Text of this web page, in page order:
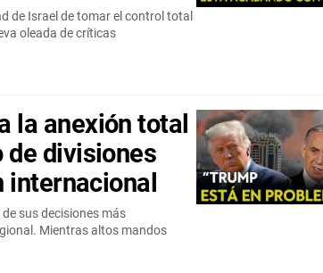
de Israel de tomar el control total
oleada de críticas
la anexión total
de divisiones
sus decisiones más
Mientras altos mandos